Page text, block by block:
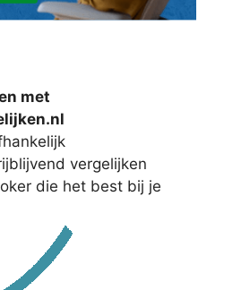
met
vergelijken
die het best bij je